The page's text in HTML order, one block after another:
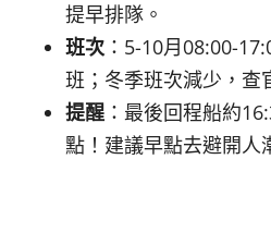
提早排隊。
班次 ：5-10月08:00-
班；冬季班次減少，查
提醒 ：最後回程船約
點！建議早點去避開人